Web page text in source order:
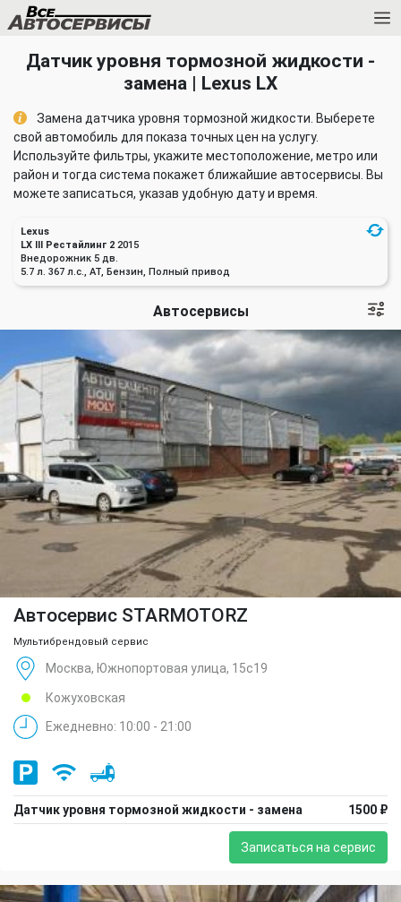
Датчик уровня тормозной жидкости -
замена | Lexus LX
Замена датчика уровня тормозной жидкости. Выберете
свой автомобиль для показа точных цен на услугу.
Используйте фильтры, укажите местоположение, метро или
район и тогда система покажет ближайшие автосервисы. Вы
можете записаться, указав удобную дату и время.
Lexus
LX III Рестайлинг 2 2015
Внедорожник 5 дв.
5.7 л. 367 л.с., AT, Бензин, Полный привод
Автосервисы
Автосервис STARMOTORZ
Мультибрендовый сервис
Москва, Южнопортовая улица, 15с19
Кожуховская
Ежедневно: 10:00 - 21:00
Датчик уровня тормозной жидкости - замена 1500 ₽
Записаться на сервис